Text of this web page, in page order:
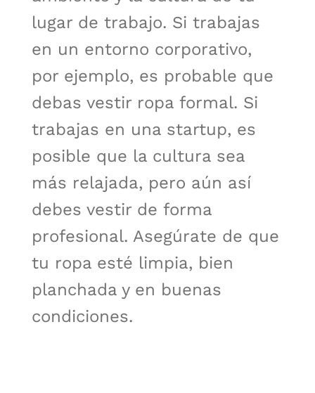
lugar de trabajo. Si trabajas
en un entorno corporativo,
por ejemplo, es probable que
debas vestir ropa formal. Si
trabajas en una startup, es
posible que la cultura sea
más relajada, pero aún así
debes vestir de forma
profesional. Asegúrate de que
tu ropa esté limpia, bien
planchada y en buenas
condiciones.